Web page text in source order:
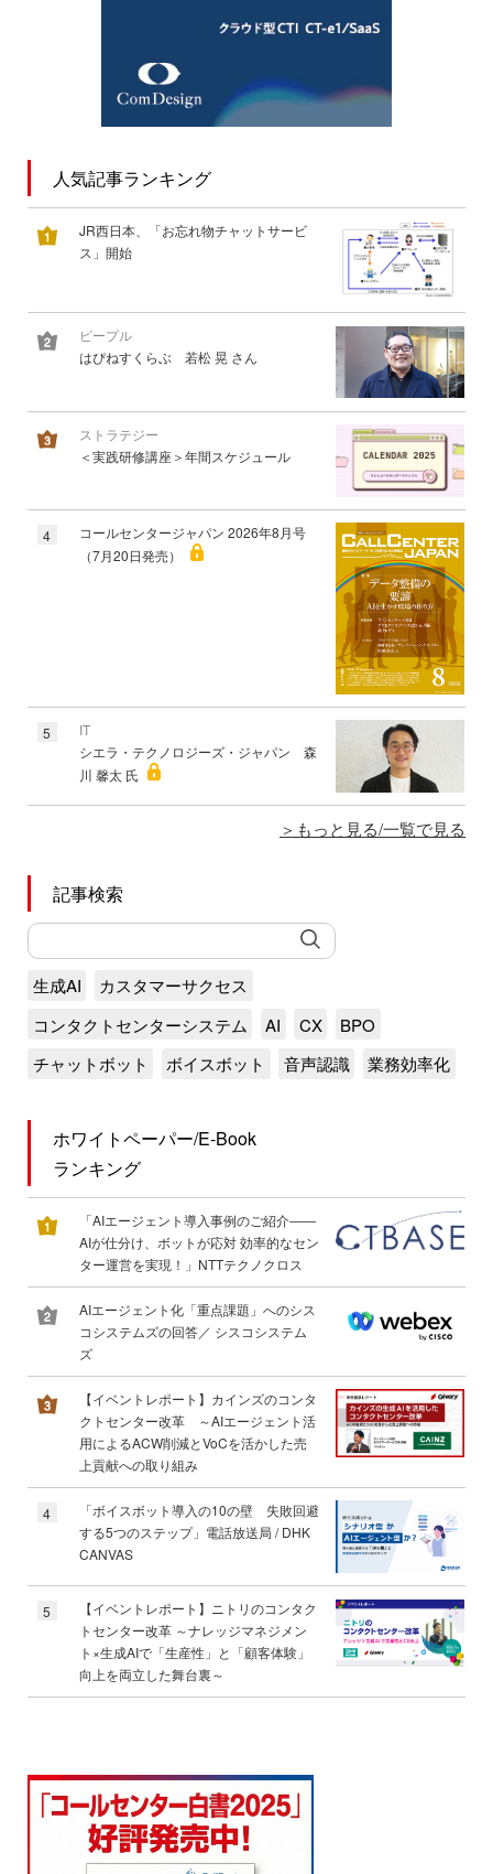
人気記事ランキング
JR西日本、「お忘れ物チャットサービ
ス」開始
ピープル
はぴねすくらぶ 若松 晃 さん
ストラテジー
＜実践研修講座＞年間スケジュール
4
コールセンタージャパン 2026年8月号
（7月20日発売）
5
IT
シエラ・テクノロジーズ・ジャパン 森
川 馨太 氏
もっと見る/一覧で見る
記事検索
生成AI
カスタマーサクセス
コンタクトセンターシステム
AI CX
BPO
チャットボット
ボイスボット 音声認識 業務効率化
ホワイトペーパー/E-Book
ランキング
「AIエージェント導入事例のご紹介――
AIが仕分け、ボットが応対 効率的なセン
ター運営を実現！」NTTテクノクロス
AIエージェント化「重点課題」へのシス
コシステムズの回答／ シスコシステム
ズ
【イベントレポート】カインズのコンタ
クトセンター改革 ～AIエージェント活
用によるACW削減とVoCを活かした売
上貢献への取り組み
4
「ボイスボット導入の10の壁 失敗回避
する5つのステップ」電話放送局 / DHK
CANVAS
5
【イベントレポート】ニトリのコンタク
トセンター改革 ～ナレッジマネジメン
ト×生成AIで「生産性」と「顧客体験」
向上を両立した舞台裏～